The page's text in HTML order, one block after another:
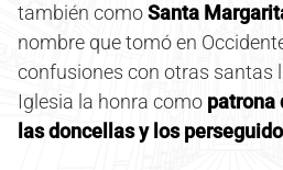
también comoSanta
nombre que tomó en
confusiones con otras santas
Iglesia la honra como patrona
las doncellas y los